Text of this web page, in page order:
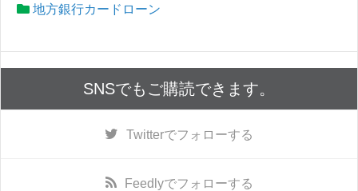
地方銀行カードローン
SNSでもご購読できます。
Twitterでフォローする
Feedlyでフォローする